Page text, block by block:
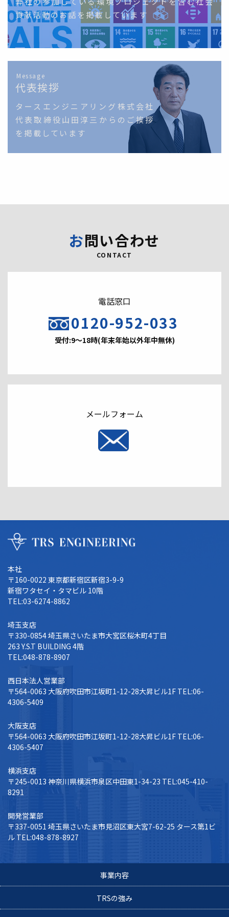
貢献活動のお話を掲載しています
Message
代表挨拶
タースエンジニアリング株式会社
代表取締役山田淳三からのご挨拶
を掲載しています
お問い合わせ
CONTACT
電話窓口
0120-952-033
受付:9～18時(年末年始以外年中無休)
メールフォーム
本社
〒160-0022 東京都新宿区新宿3-9-9
新宿ワタセイ・タマビル 10階
TEL:03-6274-8862
埼玉支店
〒330-0854 埼玉県さいたま市大宮区桜木町4丁目
263 Y.S.T BUILDING 4階
TEL:048-878-8907
西日本法人営業部
〒564-0063 大阪府吹田市江坂町1-12-28大昇ビル1F TEL:06-
4306-5409
大阪支店
〒564-0063 大阪府吹田市江坂町1-12-28大昇ビル1F TEL:06-
4306-5407
横浜支店
〒245-0013 神奈川県横浜市泉区中田東1-34-23 TEL:045-410-
8291
開発営業部
〒337-0051 埼玉県さいたま市見沼区東大宮7-62-25 タース第1ビ
ル TEL:048-878-8927
事業内容
TRSの強み